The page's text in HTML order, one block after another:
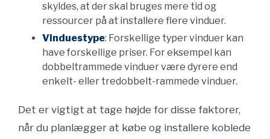
skyldes, at der skal bruges mere tid og
ressourcer på at installere flere vinduer.
Vinduestype: Forskellige typer vinduer kan
have forskellige priser. For eksempel kan
dobbeltrammede vinduer være dyrere end
enkelt- eller tredobbelt-rammede vinduer.
Det er vigtigt at tage højde for disse faktorer,
når du planlægger at købe og installere koblede